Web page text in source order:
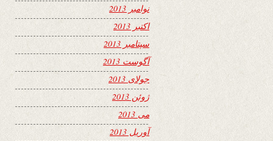
نوامبر 2013
اکتبر 2013
سپتامبر 2013
آگوست 2013
جولای 2013
ژوئن 2013
می 2013
آوریل 2013